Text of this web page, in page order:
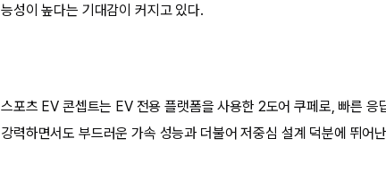
능성이 높다는 기대감이 커지고 있다.
스포츠 EV 콘셉트는 EV 전용 플랫폼을 사용한 2도어 쿠페로, 빠른 응
강력하면서도 부드러운 가속 성능과 더불어 저중심 설계 덕분에 뛰어